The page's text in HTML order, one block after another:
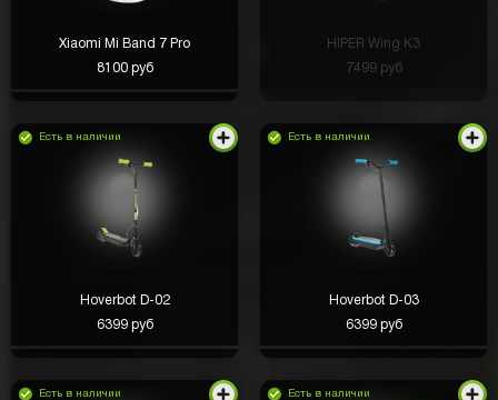
Xiaomi Mi Band 7 Pro
8100 руб
HIPER Wing K3
7499 руб
Есть в наличии
Hoverbot D-02
6399 руб
Есть в наличии
Hoverbot D-03
6399 руб
Есть в наличии Есть в наличии